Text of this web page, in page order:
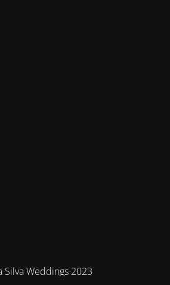
Silva Weddings 2023